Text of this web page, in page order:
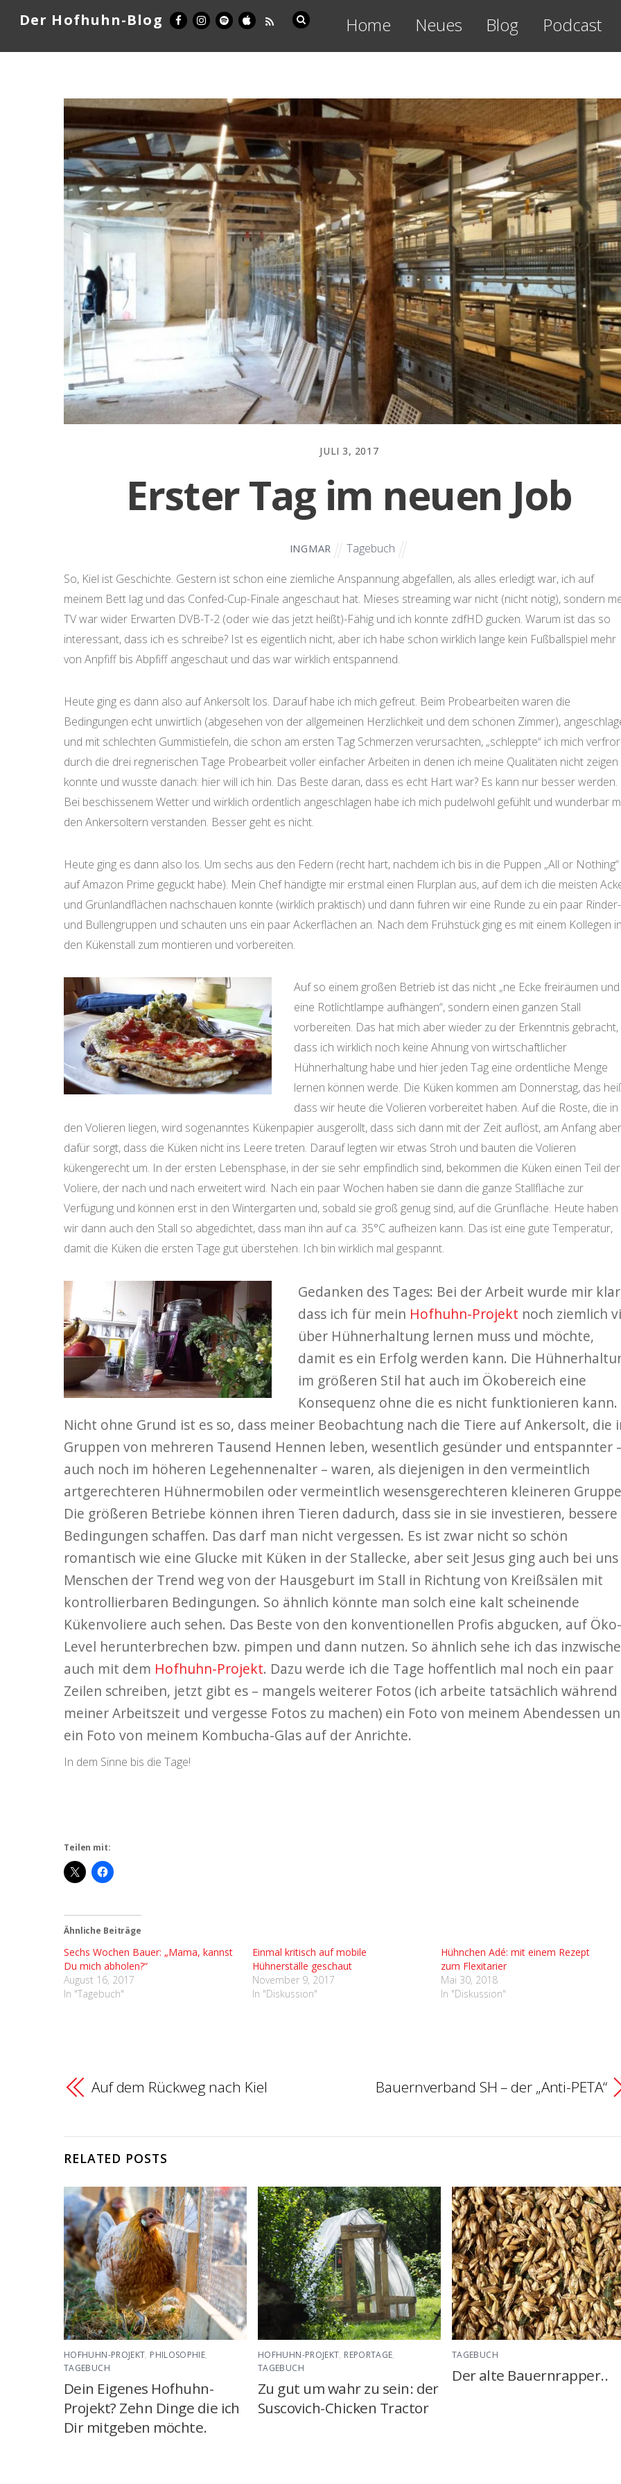
Der Hofhuhn-Blog Home Neues Blog Podcast
JULI 3, 2017
Erster Tag im neuen Job
INGMAR
Tagebuch
So, Kiel ist Geschichte. Gestern ist schon eine ziemliche Anspannung abgefallen, als alles erledigt war, ich auf
meinem Bett lag und das Confed-Cup-Finale angeschaut hat. Mieses streaming war nicht (nicht nötig), sondern
TV war wider Erwarten DVB-T-2 (oder wie das jetzt heißt)-Fähig und ich konnte zdfHD gucken. Warum ist das so
interessant, dass ich es schreibe? Ist es eigentlich nicht, aber ich habe schon wirklich lange kein Fußballspiel mehr
von Anpfiff bis Abpfiff angeschaut und das war wirklich entspannend.
Heute ging es dann also auf Ankersolt los. Darauf habe ich mich gefreut. Beim Probearbeiten waren die
Bedingungen echt unwirtlich (abgesehen von der allgemeinen Herzlichkeit und dem schönen Zimmer),
und mit schlechten Gummistiefeln, die schon am ersten Tag Schmerzen verursachten, „schleppte“ ich mich
durch die drei regnerischen Tage Probearbeit voller einfacher Arbeiten in denen ich meine Qualitäten nicht zeigen
konnte und wusste danach: hier will ich hin. Das Beste daran, dass es echt Hart war? Es kann nur besser werden.
Bei beschissenem Wetter und wirklich ordentlich angeschlagen habe ich mich pudelwohl gefühlt und wunderbar
den Ankersoltern verstanden. Besser geht es nicht.
Heute ging es dann also los. Um sechs aus den Federn (recht hart, nachdem ich bis in die Puppen „All or Nothing“
auf Amazon Prime geguckt habe). Mein Chef händigte mir erstmal einen Flurplan aus, auf dem ich die meisten
und Grünlandflächen nachschauen konnte (wirklich praktisch) und dann fuhren wir eine Runde zu ein paar Rinder-
und Bullengruppen und schauten uns ein paar Ackerflächen an. Nach dem Frühstück ging es mit einem Kollegen in
den Kükenstall zum montieren und vorbereiten.
Auf so einem großen Betrieb ist das nicht „ne Ecke freiräumen und
eine Rotlichtlampe aufhängen“, sondern einen ganzen Stall
vorbereiten. Das hat mich aber wieder zu der Erkenntnis gebracht,
dass ich wirklich noch keine Ahnung von wirtschaftlicher
Hühnerhaltung habe und hier jeden Tag eine ordentliche Menge
lernen können werde. Die Küken kommen am Donnerstag, das
dass wir heute die Volieren vorbereitet haben. Auf die Roste, die in
den Volieren liegen, wird sogenanntes Kükenpapier ausgerollt, dass sich dann mit der Zeit auflöst, am Anfang aber
dafür sorgt, dass die Küken nicht ins Leere treten. Darauf legten wir etwas Stroh und bauten die Volieren
kükengerecht um. In der ersten Lebensphase, in der sie sehr empfindlich sind, bekommen die Küken einen Teil der
Voliere, der nach und nach erweitert wird. Nach ein paar Wochen haben sie dann die ganze Stallfläche zur
Verfügung und können erst in den Wintergarten und, sobald sie groß genug sind, auf die Grünfläche. Heute haben
wir dann auch den Stall so abgedichtet, dass man ihn auf ca. 35°C aufheizen kann. Das ist eine gute Temperatur,
damit die Küken die ersten Tage gut überstehen. Ich bin wirklich mal gespannt.
Gedanken des Tages: Bei der Arbeit wurde mir
dass ich für mein Hofhuhn-Projekt noch ziemlich
über Hühnerhaltung lernen muss und möchte,
damit es ein Erfolg werden kann. Die
im größeren Stil hat auch im Ökobereich eine
Konsequenz ohne die es nicht funktionieren kann.
Nicht ohne Grund ist es so, dass meiner Beobachtung nach die Tiere auf Ankersolt, die
Gruppen von mehreren Tausend Hennen leben, wesentlich gesünder und entspannter
auch noch im höheren Legehennenalter – waren, als diejenigen in den vermeintlich
artgerechteren Hühnermobilen oder vermeintlich wesensgerechteren kleineren
Die größeren Betriebe können ihren Tieren dadurch, dass sie in sie investieren, bessere
Bedingungen schaffen. Das darf man nicht vergessen. Es ist zwar nicht so schön
romantisch wie eine Glucke mit Küken in der Stallecke, aber seit Jesus ging auch bei uns
Menschen der Trend weg von der Hausgeburt im Stall in Richtung von Kreißsälen mit
kontrollierbaren Bedingungen. So ähnlich könnte man solch eine kalt scheinende
Kükenvoliere auch sehen. Das Beste von den konventionellen Profis abgucken, auf Öko-
Level herunterbrechen bzw. pimpen und dann nutzen. So ähnlich sehe ich das
auch mit dem Hofhuhn-Projekt. Dazu werde ich die Tage hoffentlich mal noch ein paar
Zeilen schreiben, jetzt gibt es – mangels weiterer Fotos (ich arbeite tatsächlich während
meiner Arbeitszeit und vergesse Fotos zu machen) ein Foto von meinem Abendessen
ein Foto von meinem Kombucha-Glas auf der Anrichte.
In dem Sinne bis die Tage!
Teilen mit:
Ähnliche Beiträge
Sechs Wochen Bauer: „Mama, kannst
Du mich abholen?“
August 16, 2017
In "Tagebuch"
Einmal kritisch auf mobile
Hühnerställe geschaut
November 9, 2017
In "Diskussion"
Hühnchen Adé: mit einem Rezept
zum Flexitarier
Mai 30, 2018
In "Diskussion"
Auf dem Rückweg nach Kiel Bauernverband SH – der „Anti-PETA“
RELATED POSTS
HOFHUHN-PROJEKT, PHILOSOPHIE,
TAGEBUCH
Dein Eigenes Hofhuhn-
Projekt? Zehn Dinge die ich
Dir mitgeben möchte.
HOFHUHN-PROJEKT, REPORTAGE,
TAGEBUCH
Zu gut um wahr zu sein: der
Suscovich-Chicken Tractor
TAGEBUCH
Der alte Bauernrapper..